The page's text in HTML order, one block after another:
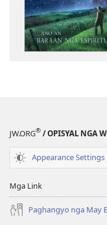
JW.ORG® / OPISYAL NGA
Appearance Settings
Mga Link
Paghangyo nga May